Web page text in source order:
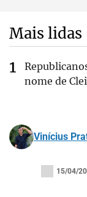
Mais lidas
nome de
Vinícius
15/04/